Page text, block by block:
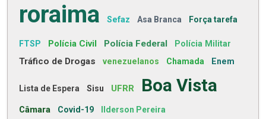
roraima Sefaz Asa Branca Força tarefa
FTSP Polícia Civil Polícia Federal Polícia Militar
Tráfico de Drogas venezuelanos Chamada Enem
Lista de Espera Sisu UFRR Boa Vista
Câmara Covid-19 Ilderson Pereira